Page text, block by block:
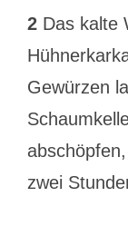
2Das kalte
Gewürzen
zwei